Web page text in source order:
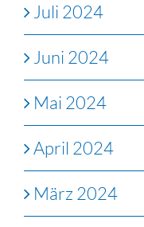
Juli 2024
Juni 2024
Mai 2024
April 2024
März 2024